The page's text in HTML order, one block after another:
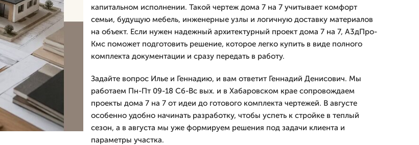
капитальном исполнении. Такой чертеж дома 7 на 7 учитывает комфорт
семьи, будущую мебель, инженерные узлы и логичную доставку материалов
на объект. Если нужен надежный архитектурный проект дома 7 на 7, А3дПро-
Кмс поможет подготовить решение, которое легко купить в виде полного
комплекта документации и сразу передать в работу.
Задайте вопрос Илье и Геннадию, и вам ответит Геннадий Денисович. Мы
работаем Пн-Пт 09-18 Сб-Вс вых. и в Хабаровском крае сопровождаем
проекты дома 7 на 7 от идеи до готового комплекта чертежей. В августе
особенно удобно начинать разработку, чтобы успеть к стройке в теплый
сезон, а в августа мы уже формируем решения под задачи клиента и
параметры участка.